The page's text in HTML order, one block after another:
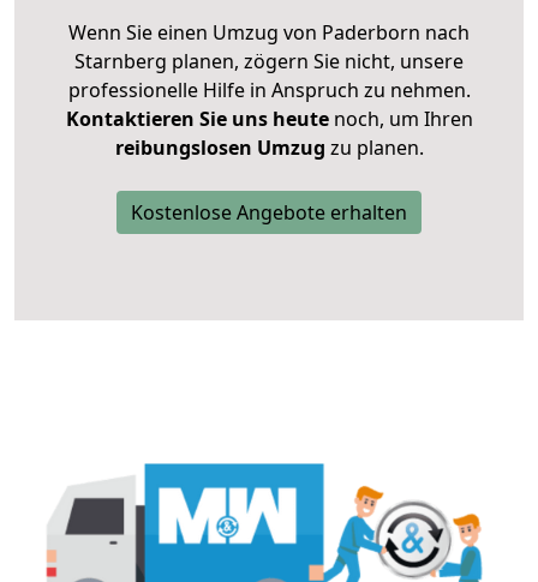
Wenn Sie einen Umzug von Paderborn nach
Starnberg planen, zögern Sie nicht, unsere
professionelle Hilfe in Anspruch zu nehmen.
Kontaktieren Sie uns heutenoch, um Ihren
reibungslosen Umzug zu planen.
Kostenlose Angebote erhalten